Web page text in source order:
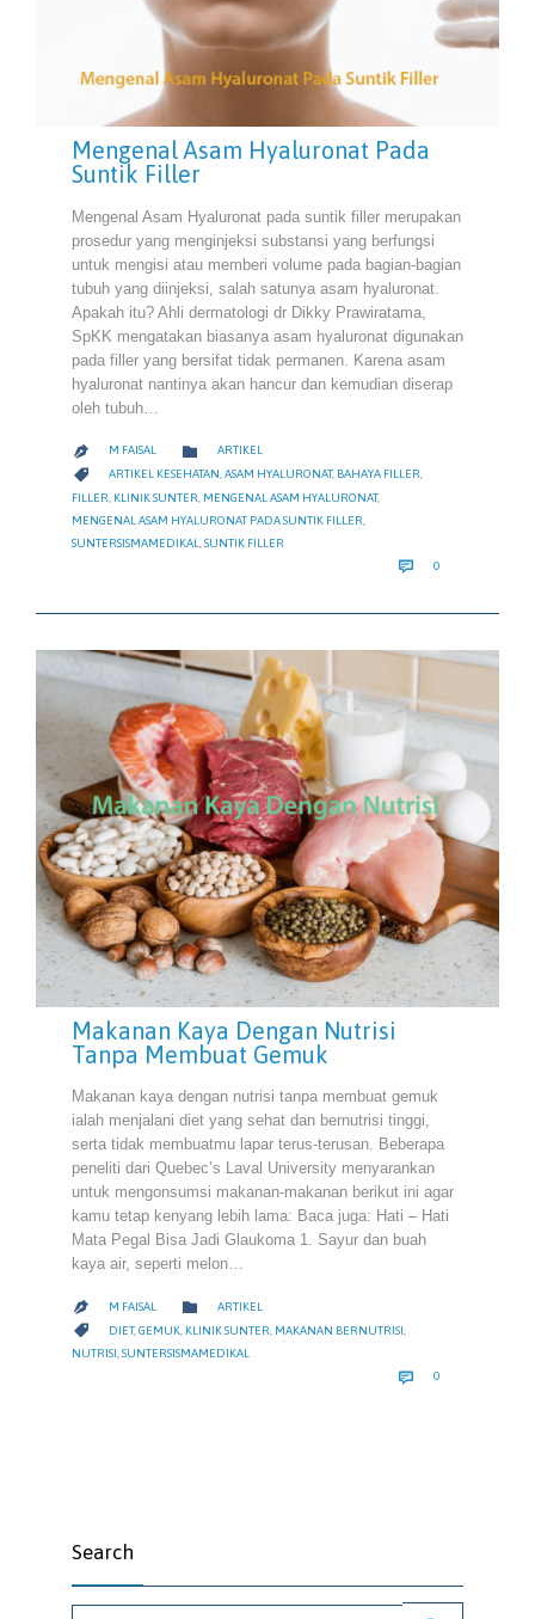
Mengenal Asam Hyaluronat Pada
Suntik Filler
Mengenal Asam Hyaluronat pada suntik filler merupakan
prosedur yang menginjeksi substansi yang berfungsi
untuk mengisi atau memberi volume pada bagian-bagian
tubuh yang diinjeksi, salah satunya asam hyaluronat.
Apakah itu? Ahli dermatologi dr Dikky Prawiratama,
SpKK mengatakan biasanya asam hyaluronat digunakan
pada filler yang bersifat tidak permanen. Karena asam
hyaluronat nantinya akan hancur dan kemudian diserap
oleh tubuh…
 M FAISAL  CATEGORY
ARTIKEL
 CATEGORY
ARTIKEL KESEHATAN,ASAM HYALURONAT, BAHAYA FILLER,
FILLER KLINIK SUNTER MENGENAL ASAM HYALURONAT,
MENGENAL ASAM HYALURONAT PADA SUNTIK FILLER
SUNTERSISMAMEDIKAL
SUNTIK FILLER
 0
Makanan Kaya Dengan Nutrisi
Tanpa Membuat Gemuk
Makanan kaya dengan nutrisi tanpa membuat gemuk
ialah menjalani diet yang sehat dan bernutrisi tinggi,
serta tidak membuatmu lapar terus-terusan. Beberapa
peneliti dari Quebec’s Laval University menyarankan
untuk mengonsumsi makanan-makanan berikut ini agar
kamu tetap kenyang lebih lama: Baca juga: Hati – Hati
Mata Pegal Bisa Jadi Glaukoma 1. Sayur dan buah
kaya air, seperti melon…
 M FAISAL  CATEGORY
ARTIKEL
 CATEGORY
DIET, GEMUK KLINIK SUNTER MAKANAN BERNUTRISI
NUTRISI,SUNTERSISMAMEDIKAL
 0COMMENTS
Search